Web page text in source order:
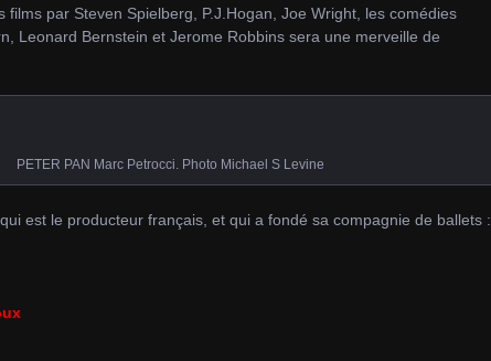
films par Steven Spielberg, P.J.Hogan, Joe Wright, les comédies
Leonard Bernstein et Jerome Robbins sera une merveille de
PETER PAN Marc Petrocci. Photo Michael S Levine
est le producteur français, et qui a fondé sa compagnie de ballets :